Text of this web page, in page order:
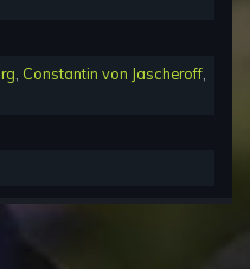
Constantin von Jascheroff